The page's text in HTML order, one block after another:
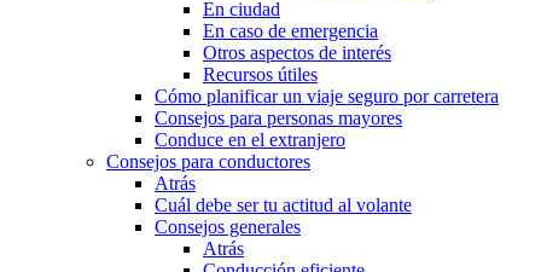
En ciudad
En caso de emergencia
Otros aspectos de interés
Recursos útiles
Cómo planificar un viaje seguro por carretera
Consejos para personas mayores
Conduce en el extranjero
Consejos para conductores
Atrás
Cuál debe ser tu actitud al volante
Consejos generales
Atrás